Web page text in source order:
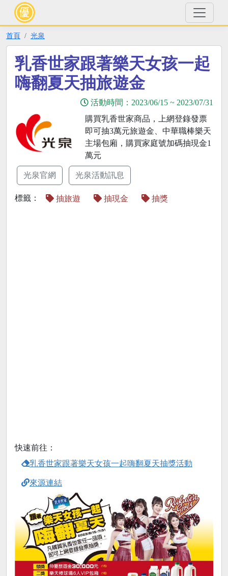
首頁 光泉
乳香世家跟著樂天女孩一起
嗨翻夏天抽旅遊金
活動時間： 2023/06/15 ~ 2023/07/31
購買乳香世家商品，上網登錄發票
即可抽3萬元旅遊金、中華職棒樂天
主場包廂，購買家庭號加碼抽現金1
萬元
光泉官網 光泉活動訊息
標籤： 抽旅遊 抽現金 抽獎
快速前往：
乳香世家跟著樂天女孩一起嗨翻夏天抽獎活動
來源連結